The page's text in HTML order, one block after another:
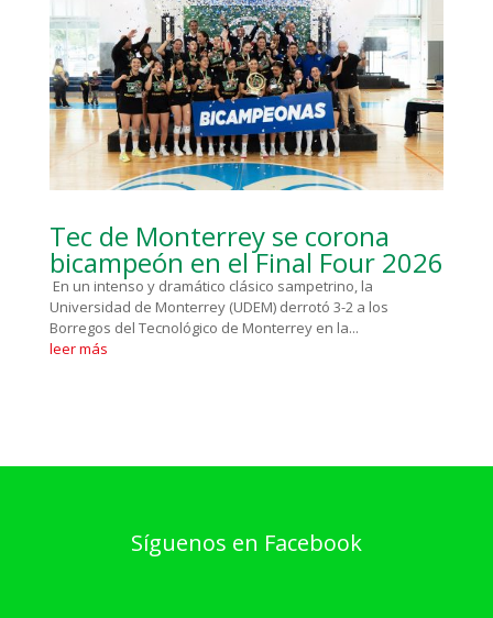
Tec de Monterrey se corona
bicampeón en el Final Four 2026
En un intenso y dramático clásico sampetrino, la
Universidad de Monterrey (UDEM) derrotó 3-2 a los
Borregos del Tecnológico de Monterrey en la...
leer más
Síguenos en Facebook